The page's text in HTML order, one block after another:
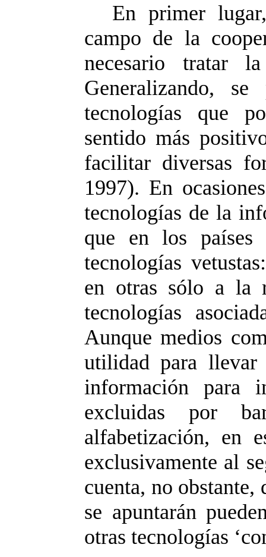
En primer
campo de la
necesario tratar
Generalizando,
tecnologías que
sentido más
facilitar diversas
1997). En
tecnologías de la
que en los países
tecnologías
en otras sólo a la
tecnologías
Aunque medios
utilidad para llevar
información para
excluidas por
alfabetización, en
exclusivamente al
cuenta, no obstante,
se apuntarán
otras tecnologías